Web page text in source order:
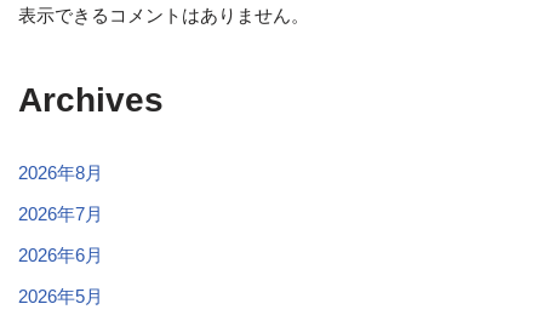
表示できるコメントはありません。
Archives
2026年8月
2026年7月
2026年6月
2026年5月